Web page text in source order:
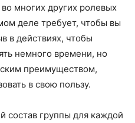
многих других ролевых
деле требует, чтобы вы
в действиях, чтобы
немного времени, но
преимуществом,
в свою пользу.
состав группы для каждой